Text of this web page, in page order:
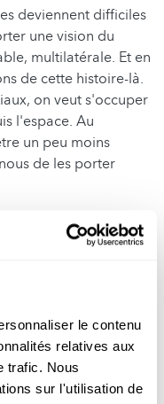
le contenu
relatives aux
trafic. Nous
sur l'utilisation de
deviennent difficiles
une vision du
multilatérale. Et en
de cette histoire-là.
on veut s'occuper
l'espace. Au
un peu moins
de les porter
spatial
septembre. En quoi
dans mon
on sent bien qu'on
sur
de retour
Ariane... Ce qu'on